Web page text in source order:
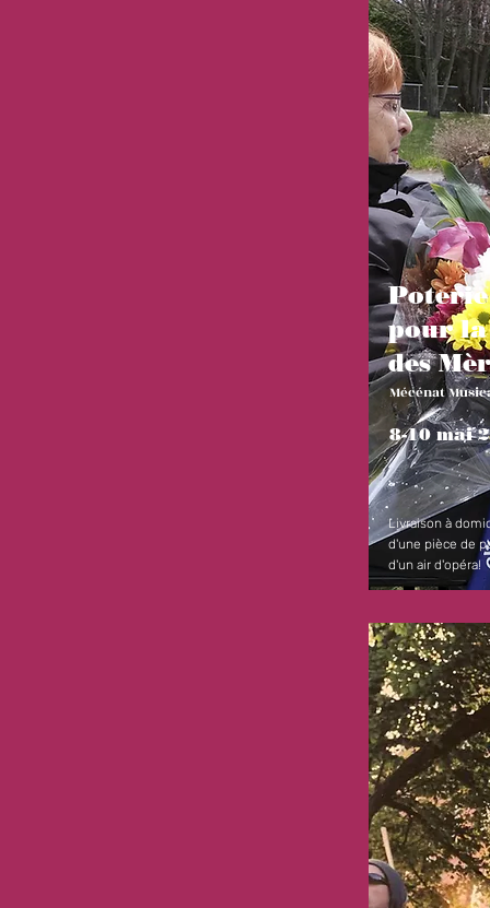
pour la
des
Mécénat
8-10 mai
Livraison à
d'une pièce de
d'un air d'opéra!